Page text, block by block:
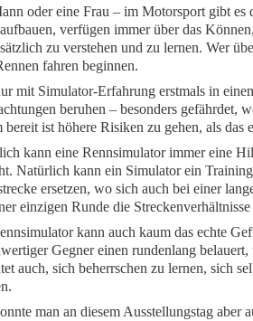
oder eine Frau – im Motorsport gibt
verfügen immer über das
zu verstehen und zu lernen. Wer
fahren beginnen.
mit Simulator-Erfahrung erstmals in
beruhen – besonders gefährdet,
bereit ist höhere Risiken zu gehen, als
kann eine Rennsimulator immer eine
Natürlich kann ein Simulator ein
ersetzen, wo sich auch bei einer
einzigen Runde die
kann auch kaum das echte
Gegner einen rundenlang
auch, sich beherrschen zu lernen, sich
man an diesem Ausstellungstag aber